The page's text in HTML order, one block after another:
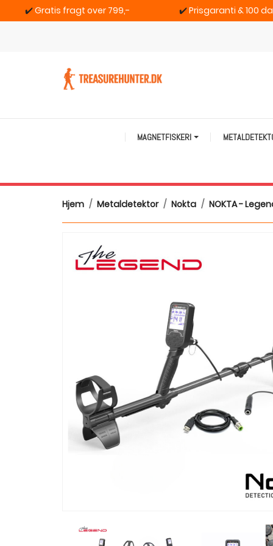
✔️Gratis fragt over 799,- ✔️Prisgaranti & 100
MAGNETFISKERI
Hjem Metaldetektor Nokta NOKTA -